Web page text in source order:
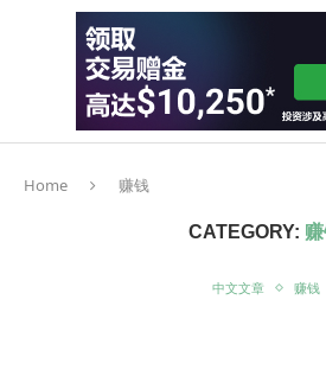
Home 赚钱
CATEGORY:
中文文章 赚钱